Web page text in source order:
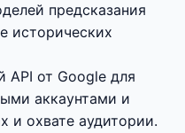
предсказания
исторических
API от Google для
аккаунтами и
и охвате аудитории.